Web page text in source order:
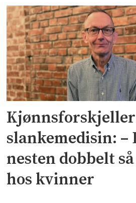
slankemedisin: –
nesten dobbelt
hos kvinner